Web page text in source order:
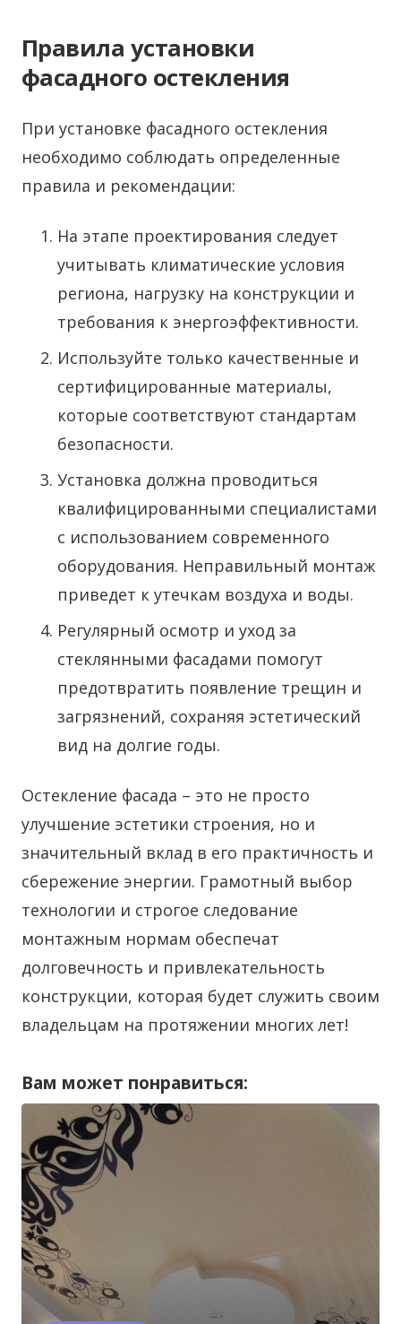
Правила установки
фасадного остекления
При установке фасадного остекления
необходимо соблюдать определенные
правила и рекомендации:
На этапе проектирования следует
учитывать климатические условия
региона, нагрузку на конструкции и
требования к энергоэффективности.
Используйте только качественные и
сертифицированные материалы,
которые соответствуют стандартам
безопасности.
Установка должна проводиться
квалифицированными специалистами
с использованием современного
оборудования. Неправильный монтаж
приведет к утечкам воздуха и воды.
Регулярный осмотр и уход за
стеклянными фасадами помогут
предотвратить появление трещин и
загрязнений, сохраняя эстетический
вид на долгие годы.
Остекление фасада – это не просто
улучшение эстетики строения, но и
значительный вклад в его практичность и
сбережение энергии. Грамотный выбор
технологии и строгое следование
монтажным нормам обеспечат
долговечность и привлекательность
конструкции, которая будет служить своим
владельцам на протяжении многих лет!
Вам может понравиться: